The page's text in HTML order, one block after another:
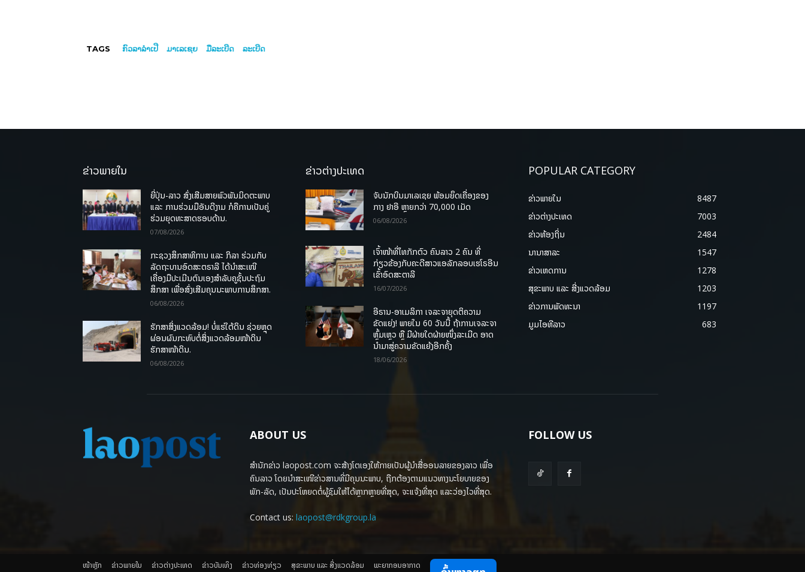
TAGS ກົວລາລຳເປີ ມາເລເຊຍ ມືລະເບີດ ລະເບີດ
ຂ່າວພາຍໃນ
ຍີ່ປຸ່ນ-ລາວ ສົ່ງເສີມສາຍພົວພັນມິດຕະພາບ
ແລະ ການຮ່ວມມືອັນດີງາມ ກໍຄືການເປັນຄູ່
ຮ່ວມຍຸດທະສາດຮອບດ້ານ.
07/08/2026
ກະຊວງສຶກສາທິການ ແລະ ກິລາ ຮ່ວມກັບ
ລັດຖະບານອົດສະຕຣາລີ ໄດ້ນຳສະເໜີ
ເຄື່ອງມືປະເມີນຕົນເອງສຳລັບຄູຊັ້ນປະຖົມ
ສຶກສາ ເພື່ອສົ່ງເສີມຄຸນນະພາບການສຶກສາ.
06/08/2026
ຮັກສາສິ່ງແວດລ້ອມ! ບໍ່ແຮ່ໃຕ້ດິນ ຊ່ວຍຫຼຸດ
ຜ່ອນຜົນກະທົບຕໍ່ສິ່ງແວດລ້ອມໜ້າດິນ
ຮັກສາໜ້າດິນ.
06/08/2026
ຂ່າວຕ່າງປະເທດ
ຈັບນັກບິນມາເລເຊຍ ພ້ອມຍຶດເຄື່ອງຂອງ
ກາງ ຢາອີ ຫຼາຍກວ່າ 70,000 ເມັດ
06/08/2026
ເຈົ້າໜ້າທີ່ໄທກັກຕົວ ຄົນລາວ 2 ຄົນ ທີ່
ກ່ຽວຂ້ອງກັບຄະດີສາວແອລັກລອບເຮໂຣອີນ
ເຂົ້າອົດສະຕາລີ
16/07/2026
ອີຣານ-ອາເມລິກາ ເຈລະຈາຍຸດຕິຄວາມ
ຂັດແຍ່ງ! ພາຍໃນ 60 ວັນນີ້ ຖ້າການເຈລະຈາ
ຫຼົ້ມເຫຼວ ຫຼື ມີຝ່າຍໃດຝ່າຍໜຶ່ງລະເມີດ ອາດ
ນໍາມາສູ່ຄວາມຂັດແຍ້ງອີກຄັ້ງ
18/06/2026
POPULAR CATEGORY
ຂ່າວພາຍ​ໃນ
8487
ຂ່າວຕ່າງປະເທດ
7003
ຂ່າວທ້ອງຖິ່ນ
2484
ນານາສາລະ
1547
ຂ່າວເຫດການ
1278
ສຸຂະພາບ ແລະ ສີ່ງແວດລ້ອມ
1203
ຂ່າວການພັດທະນາ
1197
ມູມໄອທີລາວ
683
ABOUT US
ສຳນັກຂ່າວ laopost.com ຈະສ້າງໂຕເອງໃຫ້ກາຍເປັນຜູ້ນຳສື່ອອນລາຍຂອງລາວ ເພື່ອ
ຄົນລາວ ໂດຍນຳສະເໜີຂ່າວສານທີ່ມີຄຸນນະພາບ, ຖືກຕ້ອງຕາມແນວທາງນະໂຍບາຍຂອງ
ພັກ-ລັດ, ເປັນປະໂຫຍດຕໍ່ຜູ້ຊົມໃຫ້ໄດ້ຫຼາກຫຼາຍທີ່ສຸດ, ຈະແຈ້ງທີ່ສຸດ ແລະວ່ອງໄວທີ່ສຸດ.
Contact us: laopost@rdkgroup.la
FOLLOW US
ໜ້າຫຼັກ ຂ່າວພາຍ​ໃນ ຂ່າວຕ່າງປະເທດ ​ຂ່າວບັນເທິງ ​ຂ່າວທ່ອງທ່ຽວ ສຸຂະພາບ ແລະ ສີ່ງແວດລ້ອມ ພະຍາກອນອາກາດ